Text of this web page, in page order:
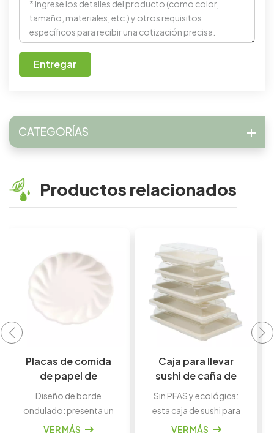
Entregar
CATEGORÍAS
Productos relacionados
Caja para llevar
sushi de caña de
azúcar
biodegradable,
ecológica y sin
Sin PFAS y ecológica:
esta caja de sushi para
llevar está hecha de
VER MÁS
Bandeja
desechable
biodegradable de
pulpa de caña de
azúcar en varios
Versátiles y
Biodegradables: Estas
bandejas de pulpa de
VER MÁS